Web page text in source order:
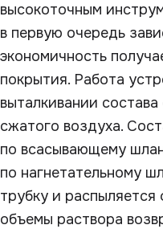
высокоточным
в первую очередь
экономичность
покрытия. Работа
выталкивании
сжатого воздуха.
по всасывающему
по нагнетательному
трубку и
объемы раствора